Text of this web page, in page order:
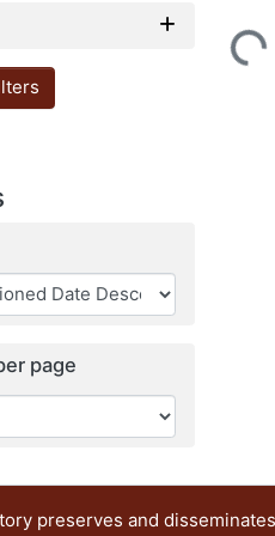
page
Loading...
preserves and